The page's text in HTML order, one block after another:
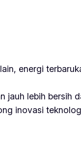
energi
jauh lebih bersih
inovasi